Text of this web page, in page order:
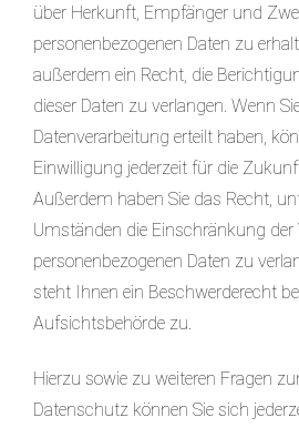
über Herkunft, Empfänger und
personenbezogenen Daten zu
außerdem ein Recht, die
dieser Daten zu verlangen. Wenn
Datenverarbeitung erteilt haben,
Einwilligung jederzeit für die
Außerdem haben Sie das Recht,
Umständen die Einschränkung der
personenbezogenen Daten zu
steht Ihnen ein Beschwerderecht
Aufsichtsbehörde zu.
Hierzu sowie zu weiteren Fragen
Datenschutz können Sie sich